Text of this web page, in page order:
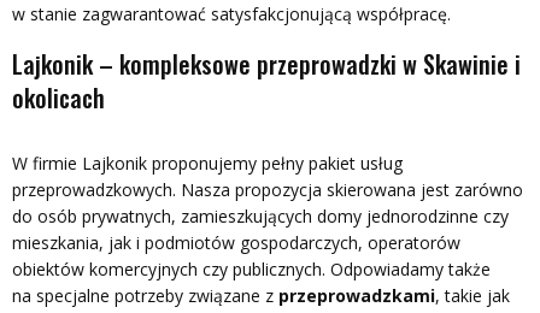
w stanie zagwarantować satysfakcjonującą współpracę.
Lajkonik – kompleksowe przeprowadzki w Skawinie i
okolicach
W firmie Lajkonik proponujemy pełny pakiet usług
przeprowadzkowych. Nasza propozycja skierowana jest zarówno
do osób prywatnych, zamieszkujących domy jednorodzinne czy
mieszkania, jak i podmiotów gospodarczych, operatorów
obiektów komercyjnych czy publicznych. Odpowiadamy także
na specjalne potrzeby związane z przeprowadzkami, takie jak